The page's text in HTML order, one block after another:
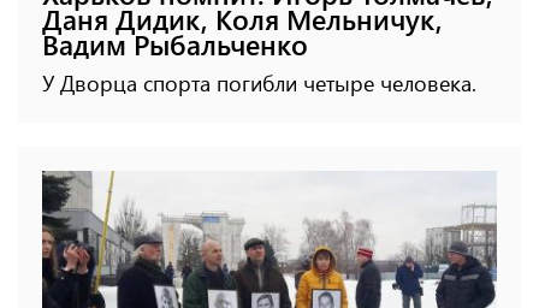
Даня Дидик, Коля Мельничук,
Вадим Рыбальченко
У Дворца спорта погибли четыре человека.